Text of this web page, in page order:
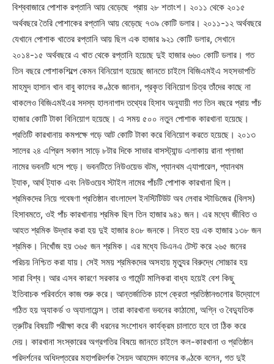
বিশ্ববাজারে পোশাক রপ্তানি আয় বেড়েছে প্রায় ২৮ শতাংশ। ২০১১ থেকে ২০১৫
অর্থবছরে তৈরি পোশাকের রপ্তানি আয় বেড়েছে ৭৩৯ কোটি ডলার। ২০১১-১২ অর্থবছরে
যেখানে পোশাক খাতের রপ্তানি আয় ছিল এক হাজার ৯২১ কোটি ডলার, সেখানে
২০১৪-১৫ অর্থবছরে এ খাত থেকে রপ্তানি হয়েছে দুই হাজার ৬৬০ কোটি ডলার। গত
তিন বছরে পোশাকশিল্পে কেমন বিনিয়োগ হয়েছে জানতে চাইলে বিজিএমইএ সহসভাপতি
মাহমুদ হাসান খান বাবু কালের কণ্ঠকে জানান, প্রকৃত বিনিয়োগ চিত্র তাঁদের কাছে না
থাকলেও বিজিএমইএর সদস্য হালনাগাদ তথ্যের হিসাব অনুযায়ী গত তিন বছরে প্রায় পাঁচ
হাজার কোটি টাকা বিনিয়োগ হয়েছে। এ সময় ৫০০ নতুন পোশাক কারখানা হয়েছে।
প্রতিটি কারখানায় কমপক্ষে গড়ে আট কোটি টাকা করে বিনিয়োগ করতে হয়েছে। ২০১৩
সালের ২৪ এপ্রিল সকাল সাড়ে ৮টার দিকে সাভার বাসস্ট্যান্ড এলাকায় রানা প্লাজা
নামের ভবনটি ধসে পড়ে। ভবনটিতে নিউওয়েভ বটম, প্যানথম এ্যাপারেল, প্যানথম
ট্যাক, আর্থ ট্যাক এবং নিউওয়েব স্টাইল নামের পাঁচটি পোশাক কারখানা ছিল।
শ্রমিকদের নিয়ে গবেষণা প্রতিষ্ঠান বাংলাদেশ ইনস্টিটিউট অব লেবার স্টাডিজের (বিলস)
হিসাবমতে, ওই পাঁচ কারখানায় শ্রমিক ছিল তিন হাজার ৯৪১ জন। এর মধ্যে জীবিত ও
আহত শ্রমিক উদ্ধার করা হয় দুই হাজার ৪৩৮ জনকে। নিহত হয় এক হাজার ১৩৮ জন
শ্রমিক। নিখোঁজ হয় ৩৬৫ জন শ্রমিক। এর মধ্যে ডিএনএ টেস্ট করে ২৬৫ জনের
পরিচয় নিশ্চিত করা যায়। সেই সময় শ্রমিকদের অসহায় মৃত্যুর বিরুদ্ধে সোচ্চার হয়
সারা বিশ্ব। আর এসব কারণে সরকার ও গার্মেন্ট মালিকরা বাধ্য হয়েই বেশ কিছু
ইতিবাচক পরিবর্তনে কাজ শুরু করে। আন্তর্জাতিক চাপে ক্রেতা প্রতিষ্ঠানগুলোর উদ্যোগে
গঠিত হয় অ্যাকর্ড ও অ্যালায়েন্স। তারা কারখানা ভবনের কাঠামো, অগ্নি ও বৈদ্যুতিক
ত্রুটির বিষয়টি পরীক্ষা করে কী ধরনের সংশোধন কার্যক্রম চালাতে হবে তা ঠিক করে
দেয়। কারখানা সংস্কারের অগ্রগতির বিষয়ে জানতে চাইলে কল-কারখানা ও প্রতিষ্ঠান
পরিদর্শনের অধিদপ্তরের মহাপরিদর্শক সৈয়দ আহমেদ কালের কণ্ঠকে বলেন, গত দুই